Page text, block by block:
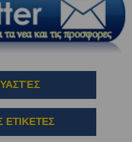
ΕΤΙΚΕΤΕΣ